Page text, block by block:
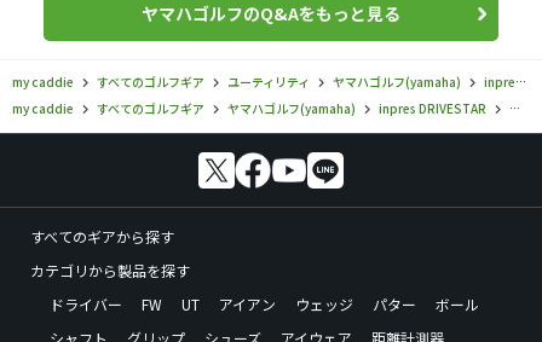
ヤマハゴルフのQ&Aをもっと見る
my caddie すべてのゴルフギア ユーティリティ ヤマハゴルフ(yamaha)
inpres DRIVESTAR
my caddie
すべてのゴルフギア ヤマハゴルフ(yamaha) inpres DRIVESTAR ヤマ
すべてのギアから探す
カテゴリから製品を探す
ドライバー
FW UT アイアン ウェッジ パター
ボール
シャフト
グリップ シューズ アイウェア
距離計測器